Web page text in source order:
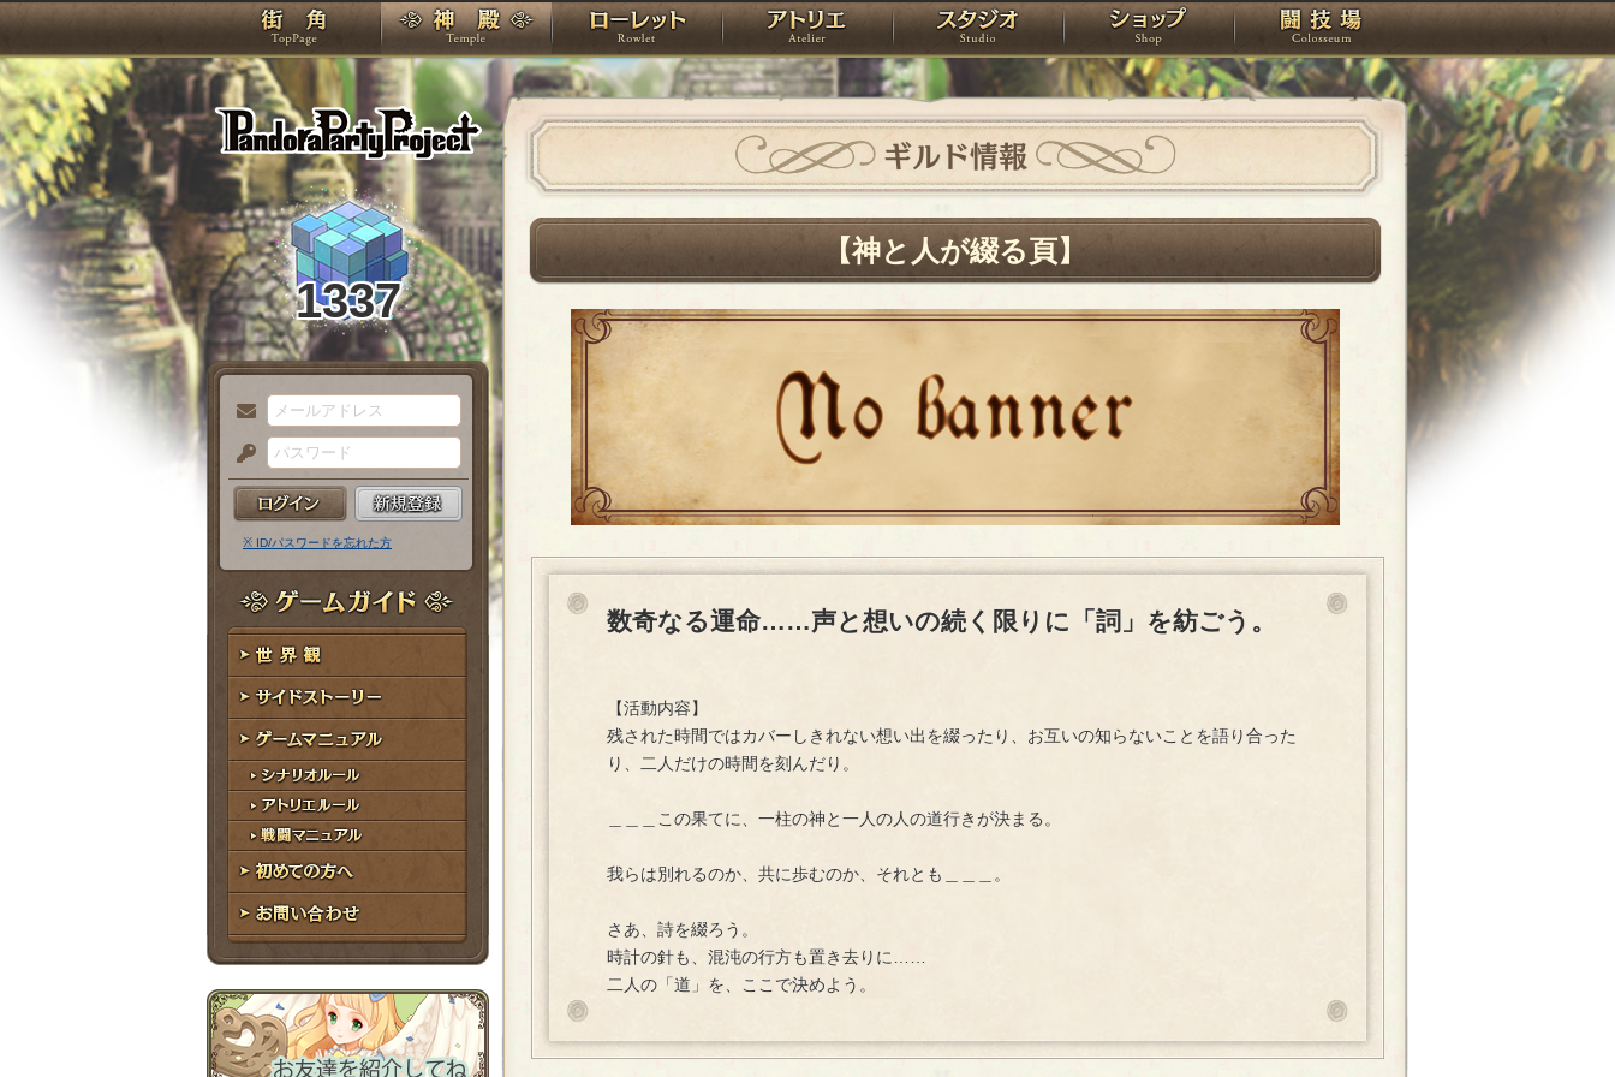
PandoraPartyProject
TOP 神殿 ローレット アトリエ スタジオ ショップ 闘技場
1337
メ
ー
ル
ア
ド
レ
ス
パ
ス
ー
ド
※ ID/パスワードを忘れた方
ゲームガイド
世界観
サイドストーリー
ゲームマニュアル
シナリオルール
アトリエルール
戦闘マニュアル
初めての方へ
お問い合わせ
ギルド情報
【神と人が綴る頁】
数奇なる運命……声と想いの続く限りに「詞」を紡ごう。
【活動内容】
残された時間ではカバーしきれない想い出を綴ったり、お互いの知らないことを語り合った
り、二人だけの時間を刻んだり。
＿＿＿この果てに、一柱の神と一人の人の道行きが決まる。
我らは別れるのか、共に歩むのか、それとも＿＿＿。
さあ、詩を綴ろう。
時計の針も、混沌の行方も置き去りに……
二人の「道」を、ここで決めよう。